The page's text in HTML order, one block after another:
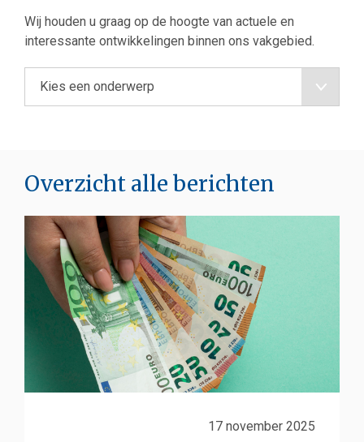
Wij houden u graag op de hoogte van actuele en
interessante ontwikkelingen binnen ons vakgebied.
Overzicht alle berichten
17 november 2025